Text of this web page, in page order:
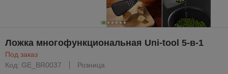
Ложка многофункциональная Uni-tool 5-в-1
Под заказ
Код: GE_BR0037
Розница